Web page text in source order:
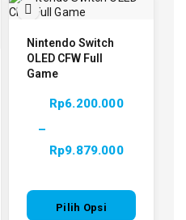
Nintendo Switch
OLED CFW Full
Game
Rp6.200.000
–
Rp9.879.000
Pilih Opsi